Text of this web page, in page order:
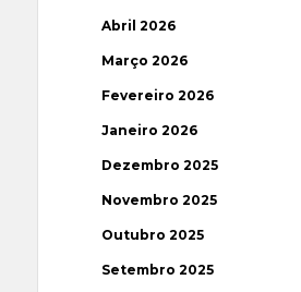
Abril 2026
Março 2026
Fevereiro 2026
Janeiro 2026
Dezembro 2025
Novembro 2025
Outubro 2025
Setembro 2025